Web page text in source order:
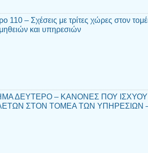
110 – Σχέσεις με τρίτες χώρες στον
και υπηρεσιών
ΔΕΥΤΕΡΟ – ΚΑΝΟΝΕΣ ΠΟΥ
ΣΤΟΝ ΤΟΜΕΑ ΤΩΝ ΥΠΗΡΕΣΙΩΝ –